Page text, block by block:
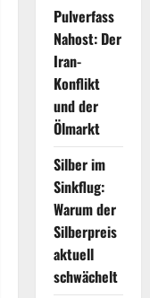
Pulverfass
Nahost: Der
Iran-
Konflikt
und der
Ölmarkt
Silber im
Sinkflug:
Warum der
Silberpreis
aktuell
schwächelt